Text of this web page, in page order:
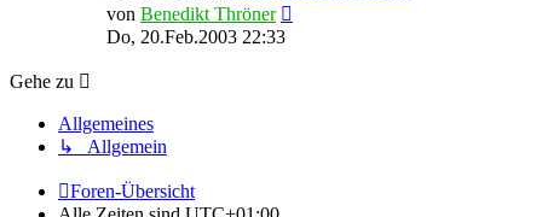
von Benedikt Thröner
Do, 20.Feb.2003 22:33
Gehe zu
Allgemeines
↳ Allgemein
Foren-Übersicht